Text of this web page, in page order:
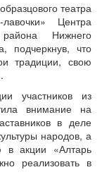
театра
Центра
района Нижнего
подчеркнув, что
традиции, свою
участников из
внимание на
в деле
народов, а
в акции «Алтарь
реализовать в